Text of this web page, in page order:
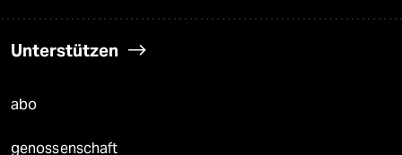
Unterstützen
abo
genossenschaft